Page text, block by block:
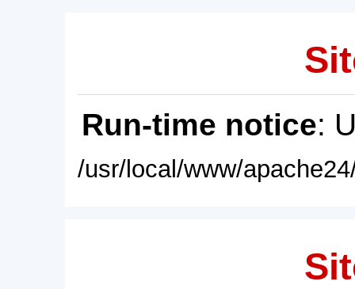
Run-time notice:
/usr/local/www/